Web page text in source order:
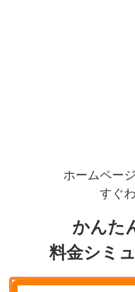
ホームペー
すぐ
かんた
料金シミ